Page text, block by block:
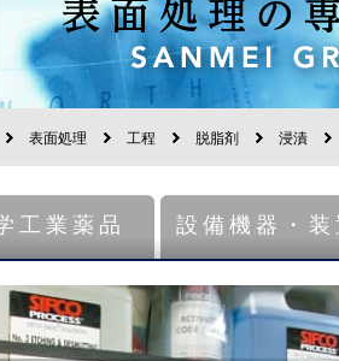
表面処理 工程 脱脂剤 浸漬
工業薬品 設備機器・装